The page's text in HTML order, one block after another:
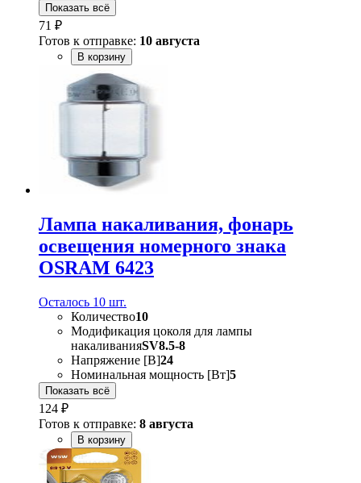
Показать всё
71 ₽
Готов к отправке: 10 августа
В корзину
Лампа накаливания, фонарь
освещения номерного знака
OSRAM 6423
Осталось 10 шт.
Количество10
Модификация цоколя для лампы
накаливанияSV8.5-8
Напряжение [В]24
Номинальная мощность [Вт]5
Показать всё
124 ₽
Готов к отправке: 8 августа
В корзину